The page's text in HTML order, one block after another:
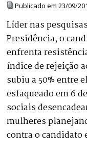
Publicado em 23/09/
Líder nas
Presidência, o
enfrenta
índice de rejeição
subiu a 50% entre
esfaqueado em 6
sociais
mulheres
contra o candidato